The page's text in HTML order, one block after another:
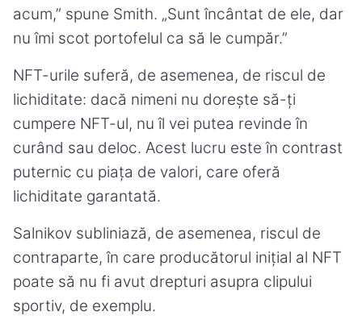
acum,” spune Smith. „Sunt încântat de ele, dar
nu îmi scot portofelul ca să le cumpăr.”
NFT-urile suferă, de asemenea, de riscul de
lichiditate: dacă nimeni nu dorește să-ți
cumpere NFT-ul, nu îl vei putea revinde în
curând sau deloc. Acest lucru este în contrast
puternic cu piața de valori, care oferă
lichiditate garantată.
Salnikov subliniază, de asemenea, riscul de
contraparte, în care producătorul inițial al NFT
poate să nu fi avut drepturi asupra clipului
sportiv, de exemplu.